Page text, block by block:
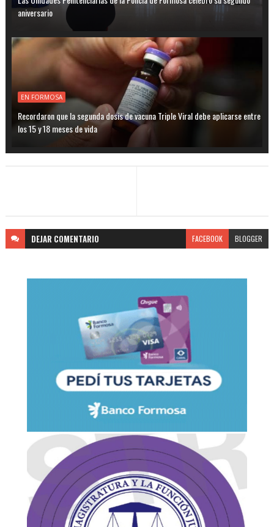
aniversario
EN FORMOSA
Recordaron que la segunda dosis de vacuna Triple Viral debe aplicarse entre
los 15 y 18 meses de vida
DEJAR COMENTARIO FACEBOOK BLOGGER